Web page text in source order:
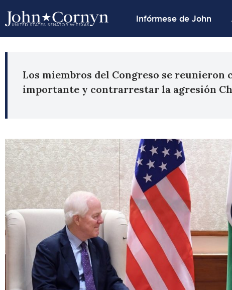
Infórmese de John
Los miembros del Congreso se
importante y contrarrestar la agresión